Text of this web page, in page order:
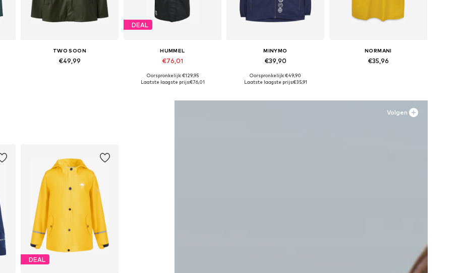
TWO SOON
€49,99
DEAL
HUMMEL
€76,01
Beschikbaar in vele maten
Oorspronkelijk: €129,95
Laatste laagste prijs:€76,01
MINYMO
€39,90
Oorspronkelijk: €49,90
Laatste laagste prijs:€35,91
NORMANI
€35,96
Volgen
DEAL